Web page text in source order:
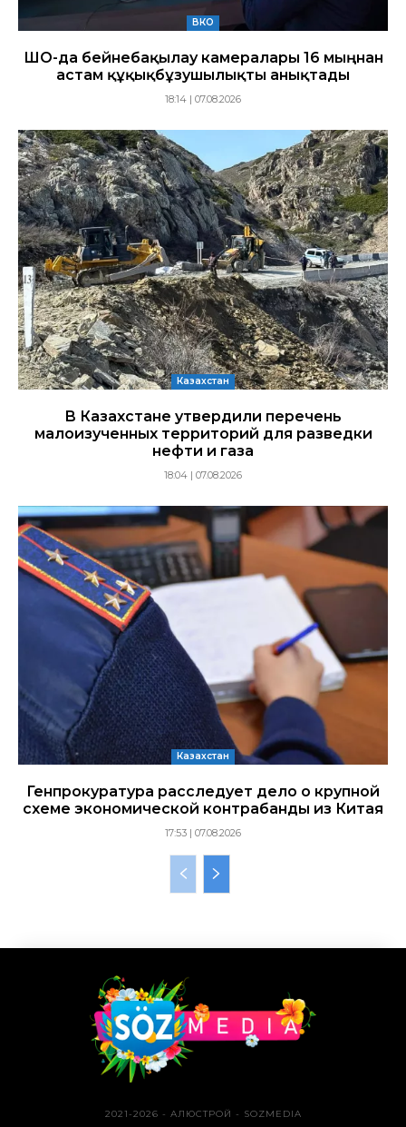
ВКО
ШҚО-да бейнебақылау камералары 16 мыңнан
астам құқықбұзушылықты анықтады
18:14 | 07.08.2026
Казахстан
В Казахстане утвердили перечень
малоизученных территорий для разведки
нефти и газа
18:04 | 07.08.2026
Казахстан
Генпрокуратура расследует дело о крупной
схеме экономической контрабанды из Китая
17:53 | 07.08.2026
2021-2026 - АЛЮСТРОЙ - SOZMEDIA